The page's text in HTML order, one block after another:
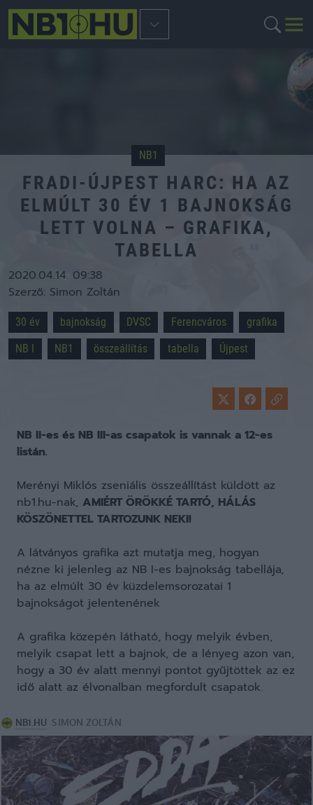
NB1
FRADI-ÚJPEST HARC: HA AZ
ELMÚLT 30 ÉV 1 BAJNOKSÁG
LETT VOLNA – GRAFIKA,
TABELLA
2020.04.14. 09:38
Szerző: Simon Zoltán
30 év bajnokság DVSC Ferencváros
grafika
NB I
NB1 összeállítás tabella Újpest
NB II-es és NB III-as csapatok is vannak a 12-es
listán.
Merényi Miklós zseniális összeállítást küldött az
nb1.hu-nak, AMIÉRT ÖRÖKKÉ TARTÓ, HÁLÁS
KÖSZÖNETTEL TARTOZUNK NEKI!
A látványos grafika azt mutatja meg, hogyan
nézne ki jelenleg az NB I-es bajnokság tabellája,
ha az elmúlt 30 év küzdelemsorozatai 1
bajnokságot jelentenének
A grafika közepén látható, hogy melyik évben,
melyik csapat lett a bajnok, de a lényeg azon van,
hogy a 30 év alatt mennyi pontot gyűjtöttek az ez
idő alatt az élvonalban megfordult csapatok.